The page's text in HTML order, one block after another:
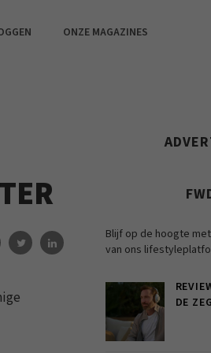
ONZE MAGAZINES
Blijf op de hoogte
van ons
DE